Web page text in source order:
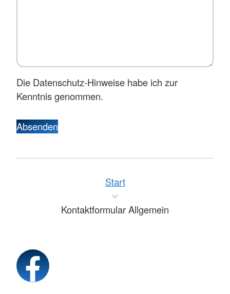
Die Datenschutz-Hinweise habe ich zur
Kenntnis genommen.
Absenden
Start
Kontaktformular Allgemein